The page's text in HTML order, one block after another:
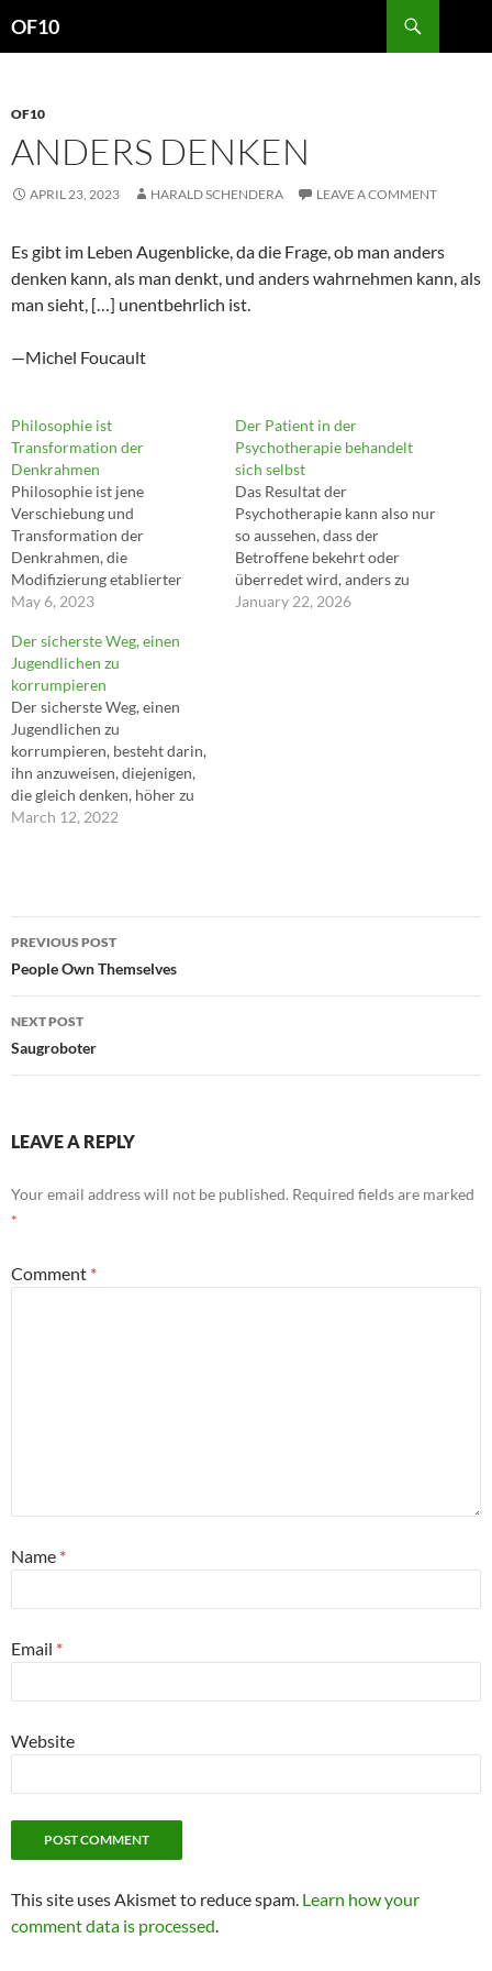
OF10
OF10
ANDERS DENKEN
APRIL 23, 2023 HARALD SCHENDERA LEAVE A COMMENT
Es gibt im Leben Augenblicke, da die Frage, ob man anders
denken kann, als man denkt, und anders wahrnehmen kann, als
man sieht, […] unentbehrlich ist.
—Michel Foucault
Philosophie ist
Transformation der
Denkrahmen
Philosophie ist jene
Verschiebung und
Transformation der
Denkrahmen, die
Modifizierung etablierter
Werte und all die Arbeit, die
denken, anderes zu machen
und anders zu werden, als
man ist. ---Michel Foucault
May 6, 2023
Der Patient in der
Psychotherapie behandelt
sich selbst
Das Resultat der
Psychotherapie kann also nur
so aussehen, dass der
Betroffene bekehrt oder
überredet wird, anders zu
fühlen, zu denken oder zu
January 22, 2026
Der sicherste Weg, einen
Jugendlichen zu
korrumpieren
Der sicherste Weg, einen
Jugendlichen zu
korrumpieren, besteht darin,
ihn anzuweisen, diejenigen,
die gleich denken, höher zu
schätzen als diejenigen, die
March 12, 2022
Post
navigation
PREVIOUS POST
People Own Themselves
NEXT POST
Saugroboter
LEAVE A REPLY
Your email address will not be published. Required fields are marked
*
Comment *
Name *
Email *
Website
This site uses Akismet to reduce spam. Learn how your
comment data is processed.